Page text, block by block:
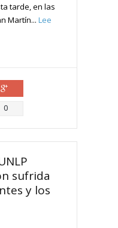
tarde, en las
Martín... Lee
0
sufrida
y los